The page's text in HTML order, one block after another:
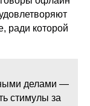
ради которой
делами —
стимулы за